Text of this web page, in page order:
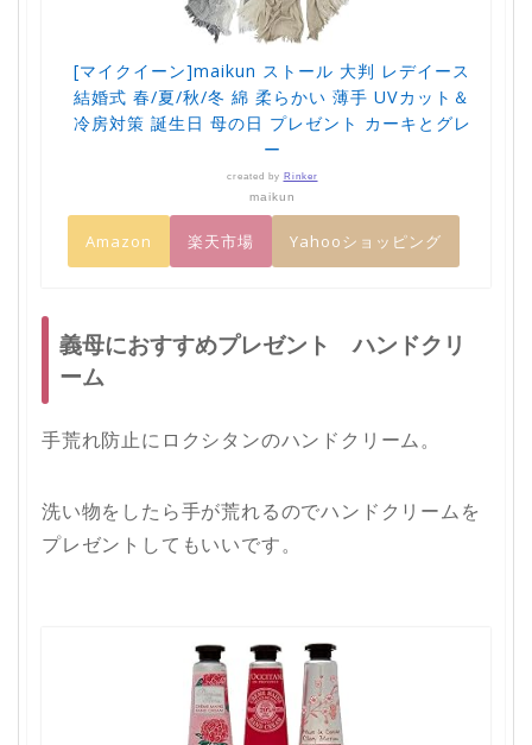
[マイクイーン]maikun ストール 大判 レデイース
結婚式 春/夏/秋/冬 綿 柔らかい 薄手 UVカット＆
冷房対策 誕生日 母の日 プレゼント カーキとグレ
ー
created by Rinker
maikun
Amazon 楽天市場 Yahooショッピング
義母におすすめプレゼント ハンドクリ
ーム
手荒れ防止にロクシタンのハンドクリーム。
洗い物をしたら手が荒れるのでハンドクリームを
プレゼントしてもいいです。